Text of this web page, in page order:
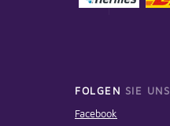
FOLGEN SIE UNS
Facebook